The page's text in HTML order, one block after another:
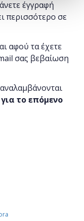
έγγραφή
περισσότερο σε
αφού τα έχετε
σας βεβαίωση
το επόμενο